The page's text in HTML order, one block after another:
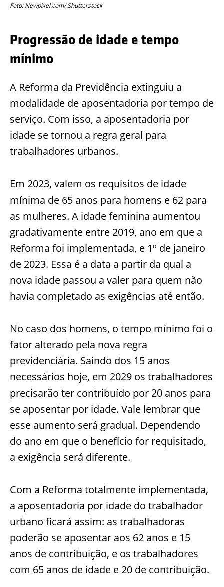
Foto: Newpixel.com/ Shutterstock
Progressão de idade e tempo
mínimo
A Reforma da Previdência extinguiu a
modalidade de aposentadoria por tempo de
serviço. Com isso, a aposentadoria por
idade se tornou a regra geral para
trabalhadores urbanos.
Em 2023, valem os requisitos de idade
mínima de 65 anos para homens e 62 para
as mulheres. A idade feminina aumentou
gradativamente entre 2019, ano em que a
Reforma foi implementada, e 1º de janeiro
de 2023. Essa é a data a partir da qual a
nova idade passou a valer para quem não
havia completado as exigências até então.
No caso dos homens, o tempo mínimo foi o
fator alterado pela nova regra
previdenciária. Saindo dos 15 anos
necessários hoje, em 2029 os trabalhadores
precisarão ter contribuído por 20 anos para
se aposentar por idade. Vale lembrar que
esse aumento será gradual. Dependendo
do ano em que o benefício for requisitado,
a exigência será diferente.
Com a Reforma totalmente implementada,
a aposentadoria por idade do trabalhador
urbano ficará assim: as trabalhadoras
poderão se aposentar aos 62 anos e 15
anos de contribuição, e os trabalhadores
com 65 anos de idade e 20 de contribuição.